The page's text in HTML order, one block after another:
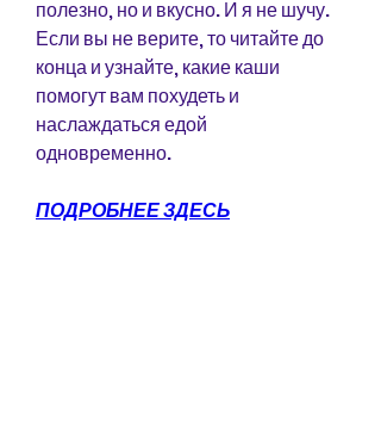
полезно, но и вкусно. И я не шучу.
Если вы не верите, то читайте до
конца и узнайте, какие каши
помогут вам похудеть и
наслаждаться едой
одновременно.
ПОДРОБНЕЕ ЗДЕСЬ